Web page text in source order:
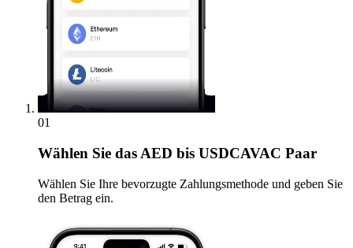
01
Wählen Sie das AED bis USDCAVAC Paar
Wählen Sie Ihre bevorzugte Zahlungsmethode und geben Sie
den Betrag ein.